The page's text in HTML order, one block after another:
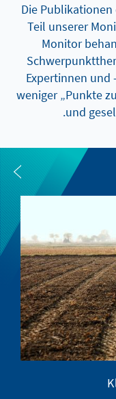
Die
Teil unserer
Monitor
Expertinnen und
weniger „Punkte
und